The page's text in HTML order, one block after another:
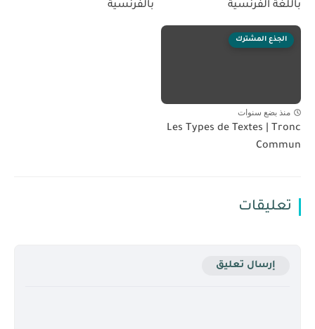
باللغة الفرنسية
بالفرنسية
الجذع المشترك
منذ بضع سنوات
Les Types de Textes | Tronc
Commun
تعليقات
إرسال تعليق